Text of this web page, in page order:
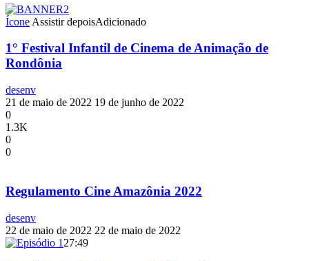
Ícone Assistir depoisAdicionado
1° Festival Infantil de Cinema de Animação de
Rondônia
desenv
21 de maio de 2022 19 de junho de 2022
0
1.3K
0
0
Regulamento Cine Amazônia 2022
desenv
22 de maio de 2022 22 de maio de 2022
27:49